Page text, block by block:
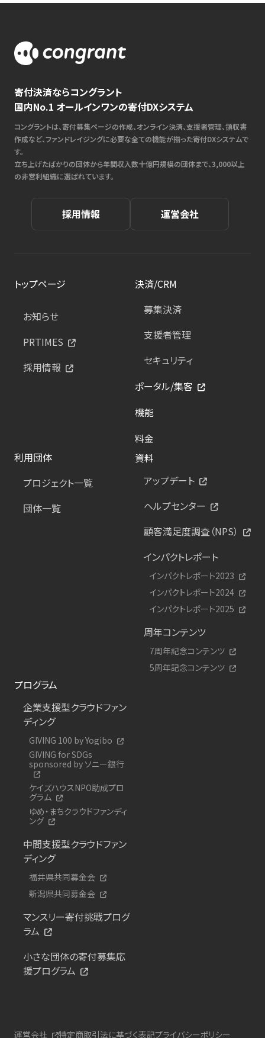
寄付決済ならコングラント
国内No.1 オールインワンの寄付DXシステム
コングラントは、寄付募集ページの作成、オンライン決済、支援者管理、領収書
作成など、ファンドレイジングに必要な全ての機能が揃った寄付DXシステムで
す。
立ち上げたばかりの団体から年間収入数十億円規模の団体まで、3,000以上
の非営利組織に選ばれています。
採用情報 運営会社
トップページ
お知らせ
PRTIMES
採用情報
決済/CRM
募集決済
支援者管理
セキュリティ
ポータル/集客
機能
料金
利用団体
プロジェクト一覧
団体一覧
資料
アップデート
ヘルプセンター
顧客満足度調査（NPS）
インパクトレポート
インパクトレポート2023
インパクトレポート2024
インパクトレポート2025
周年コンテンツ
7周年記念コンテンツ
5周年記念コンテンツ
プログラム
企業支援型クラウドファン
ディング
GIVING 100 by Yogibo
GIVING for SDGs
sponsored by ソニー銀行
ケイズハウスNPO助成プロ
グラム
ゆめ・まちクラウドファンディ
ング
中間支援型クラウドファン
ディング
福井県共同募金会
新潟県共同募金会
マンスリー寄付挑戦プログ
ラム
小さな団体の寄付募集応
援プログラム
運営会社 特定商取引法に基づく表記プライバシーポリシー